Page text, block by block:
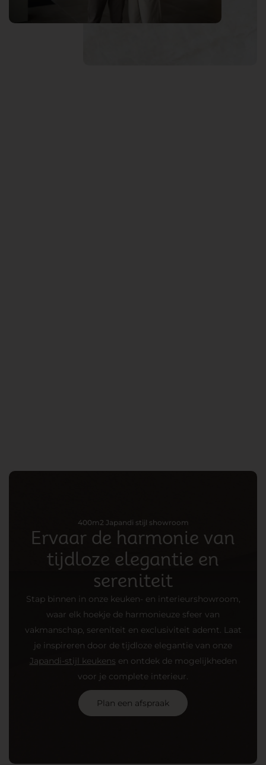
400m2 Japandi stijl showroom
Ervaar de harmonie van
tijdloze elegantie en
sereniteit
Stap binnen in onze keuken- en interieurshowroom,
waar elk hoekje de harmonieuze sfeer van
vakmanschap, sereniteit en exclusiviteit ademt. Laat
je inspireren door de tijdloze elegantie van onze
Japandi-stijl keukens en ontdek de mogelijkheden
voor je complete interieur.
Plan een afspraak